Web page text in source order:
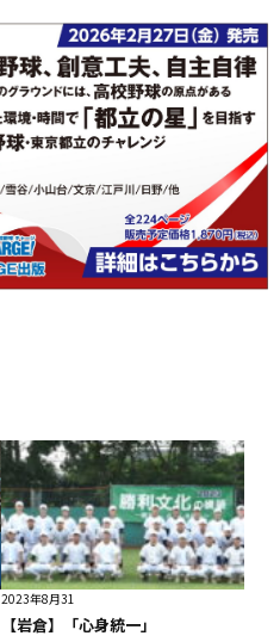
2023年8月31
【岩倉】「心身統一」